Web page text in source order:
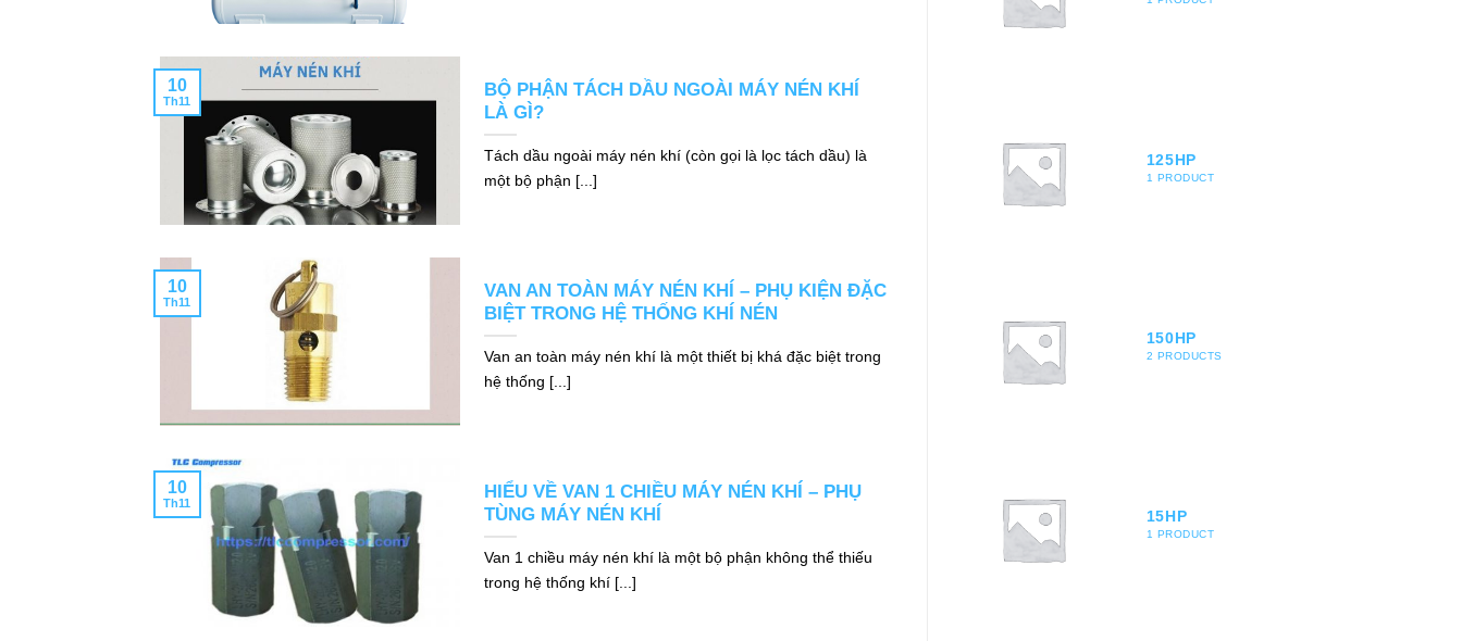
BỘ PHẬN TÁCH DẦU NGOÀI MÁY NÉN KHÍ
LÀ GÌ?
Tách dầu ngoài máy nén khí (còn gọi là lọc tách dầu) là
một bộ phận [...]
10
Th11
VAN AN TOÀN MÁY NÉN KHÍ – PHỤ KIỆN ĐẶC
BIỆT TRONG HỆ THỐNG KHÍ NÉN
Van an toàn máy nén khí là một thiết bị khá đặc biệt trong
hệ thống [...]
10
Th11
HIỂU VỀ VAN 1 CHIỀU MÁY NÉN KHÍ – PHỤ
TÙNG MÁY NÉN KHÍ
Van 1 chiều máy nén khí là một bộ phận không thể thiếu
trong hệ thống khí [...]
10
Th11
125HP
1 PRODUCT
150HP
2 PRODUCTS
15HP
1 PRODUCT